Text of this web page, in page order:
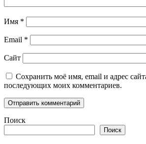
Имя *
Email *
Сайт
Сохранить моё имя, email и адрес
последующих моих комментариев.
Поиск
Поиск